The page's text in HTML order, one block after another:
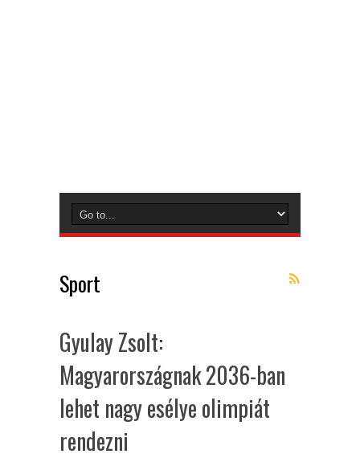
Sport
Gyulay Zsolt:
Magyarországnak 2036-ban
lehet nagy esélye olimpiát
rendezni